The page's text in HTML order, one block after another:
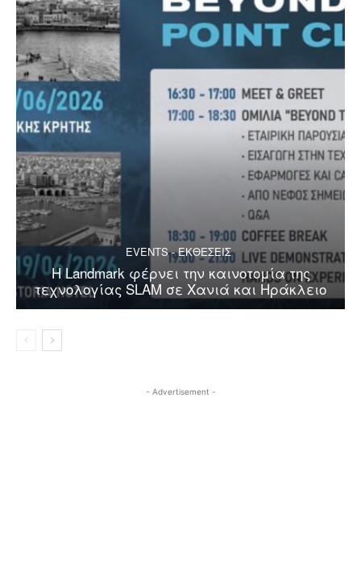
EVENTS - ΕΚΘΕΣΕΙΣ
Η Landmark φέρνει την καινοτομία της
τεχνολογίας SLAM σε Χανιά και Ηράκλειο
- Advertisement -